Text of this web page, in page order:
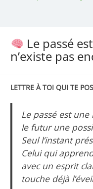
Le passé
n’existe pas
LETTRE À TOI QUI TE
Le passé est
le futur une
Seul l’instant
Celui qui
avec un esprit
touche déjà